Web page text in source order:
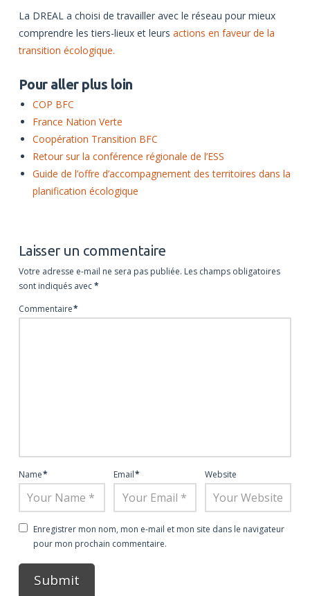
La DREAL a choisi de travailler avec le réseau pour mieux
comprendre les tiers-lieux et leurs actions en faveur de la
transition écologique.
Pour aller plus loin
COP BFC
France Nation Verte
Coopération Transition BFC
Retour sur la conférence régionale de l’ESS
Guide de l’offre d’accompagnement des territoires dans la
planification écologique
Laisser un commentaire
Votre adresse e-mail ne sera pas publiée. Les champs obligatoires
sont indiqués avec*
Commentaire*
Name* Email* Website
Enregistrer mon nom, mon e-mail et mon site dans le navigateur
pour mon prochain commentaire.